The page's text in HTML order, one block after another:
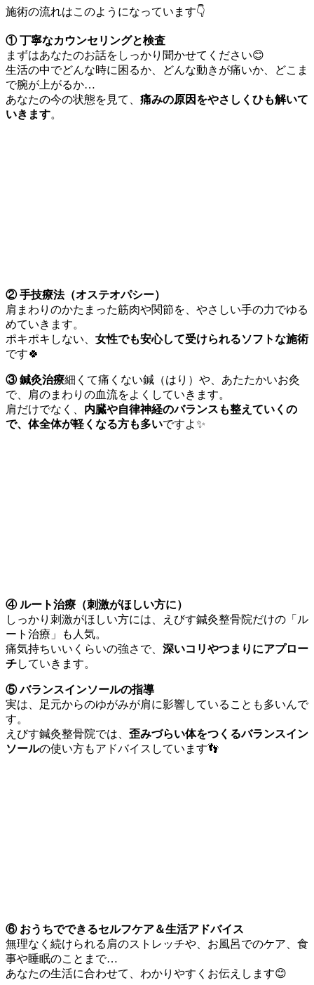
施術の流れはこのようになっています👇
① 丁寧なカウンセリングと検査
まずはあなたのお話をしっかり聞かせてください😊
生活の中でどんな時に困るか、どんな動きが痛いか、どこま
で腕が上がるか…
あなたの今の状態を見て、 痛みの原因をやさしくひも解いて
いきます。
② 手技療法（オステオパシー）
肩まわりのかたまった筋肉や関節を、やさしい手の力でゆる
めていきます。
ポキポキしない、 女性でも安心して受けられるソフトな施術
です🍀
③ 鍼灸治療細くて痛くない鍼（はり）や、あたたかいお灸
で、肩のまわりの血流をよくしていきます。
肩だけでなく、 内臓や自律神経のバランスも整えていくの
で、体全体が軽くなる方も多いですよ✨
④ ルート治療（刺激がほしい方に）
しっかり刺激がほしい方には、えびす鍼灸整骨院だけの「ル
ート治療」も人気。
痛気持ちいいくらいの強さで、 深いコリやつまりにアプロー
チしていきます。
⑤バランスインソールの指導
実は、足元からのゆがみが肩に影響していることも多いんで
す。
えびす鍼灸整骨院では、 歪みづらい体をつくるバランスイン
ソールの使い方もアドバイスしています👣
⑥ おうちでできるセルフケア＆生活アドバイス
無理なく続けられる肩のストレッチや、お風呂でのケア、食
事や睡眠のことまで…
あなたの生活に合わせて、わかりやすくお伝えします😊